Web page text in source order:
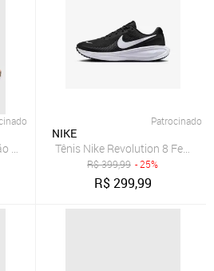
Coral
Patrocinado
NIKE
Tênis Nike Revolution 8
R$399,99 - 25%
R$299,99